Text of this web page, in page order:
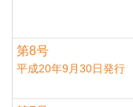
第8号
平成20年9月30日発行